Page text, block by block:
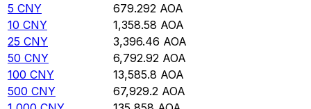
5 CNY 679.292 AOA
10 CNY 1,358.58 AOA
25 CNY 3,396.46 AOA
50 CNY 6,792.92 AOA
100 CNY 13,585.8 AOA
500 CNY 67,929.2 AOA